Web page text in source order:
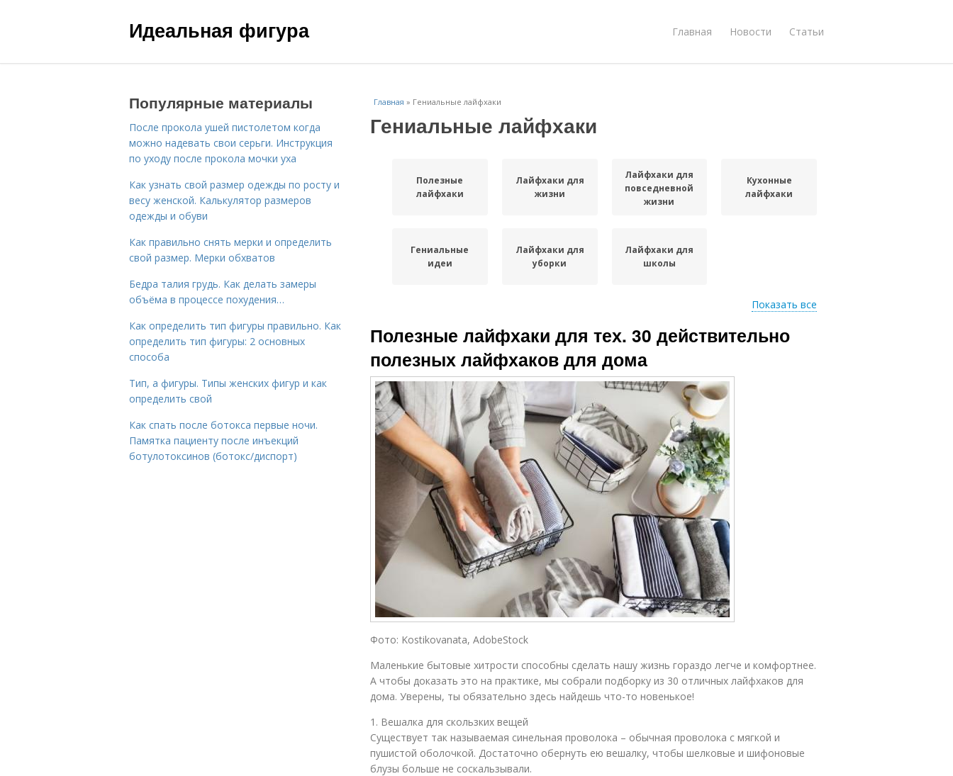
Идеальная фигура Главная Новости Статьи
Главная » Гениальные лайфхаки
Гениальные лайфхаки
Полезные
лайфхаки
Лайфхаки для
жизни
Лайфхаки для
повседневной
жизни
Кухонные
лайфхаки
Гениальные
идеи
Лайфхаки для
уборки
Лайфхаки для
школы
Показать все
Полезные лайфхаки для тех. 30 действительно
полезных лайфхаков для дома
Фото: Kostikovanata, AdobeStock
Маленькие бытовые хитрости способны сделать нашу жизнь гораздо легче и комфортнее.
А чтобы доказать это на практике, мы собрали подборку из 30 отличных лайфхаков для
дома. Уверены, ты обязательно здесь найдешь что-то новенькое!
1. Вешалка для скользких вещей
Существует так называемая синельная проволока – обычная проволока с мягкой и
пушистой оболочкой. Достаточно обернуть ею вешалку, чтобы шелковые и шифоновые
блузы больше не соскальзывали.
Популярные материалы
После прокола ушей пистолетом когда
можно надевать свои серьги. Инструкция
по уходу после прокола мочки уха
Как узнать свой размер одежды по росту и
весу женской. Калькулятор размеров
одежды и обуви
Как правильно снять мерки и определить
свой размер. Мерки обхватов
Бедра талия грудь. Как делать замеры
объёма в процессе похудения…
Как определить тип фигуры правильно. Как
определить тип фигуры: 2 основных
способа
Тип, а фигуры. Типы женских фигур и как
определить свой
Как спать после ботокса первые ночи.
Памятка пациенту после инъекций
ботулотоксинов (ботокс/диспорт)